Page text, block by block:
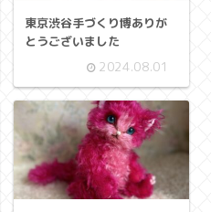
東京渋谷手づくり博ありが
とうございました
2024.08.01